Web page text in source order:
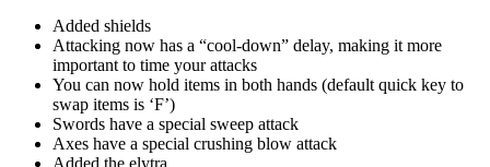
Added shields
Attacking now has a “cool-down” delay, making it more
important to time your attacks
You can now hold items in both hands (default quick key to
swap items is ‘F’)
Swords have a special sweep attack
Axes have a special crushing blow attack